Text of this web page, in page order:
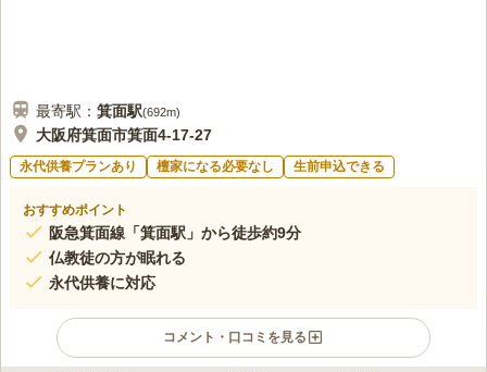
最寄駅： 箕面駅(692m)
大阪府箕面市箕面4-17-27
永代供養プランあり 檀家になる必要なし 生前申込できる
おすすめポイント
阪急箕面線「箕面駅」から徒歩約9分
仏教徒の方が眠れる
永代供養に対応
コメント・口コミを見る